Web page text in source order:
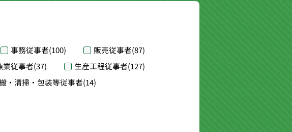
事務従事者(100) 販売従事者(87)
業従事者(37) 生産工程従事者(127)
・清掃・包装等従事者(14)